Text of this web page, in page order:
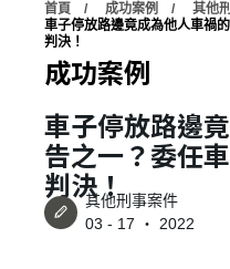
首頁 成功案例
其他
車子停放路邊竟成為他人車禍
判決！
成功案例
車子停放路邊
告之一？委任
判決！其他刑事案件
03 - 17 ‧ 2022